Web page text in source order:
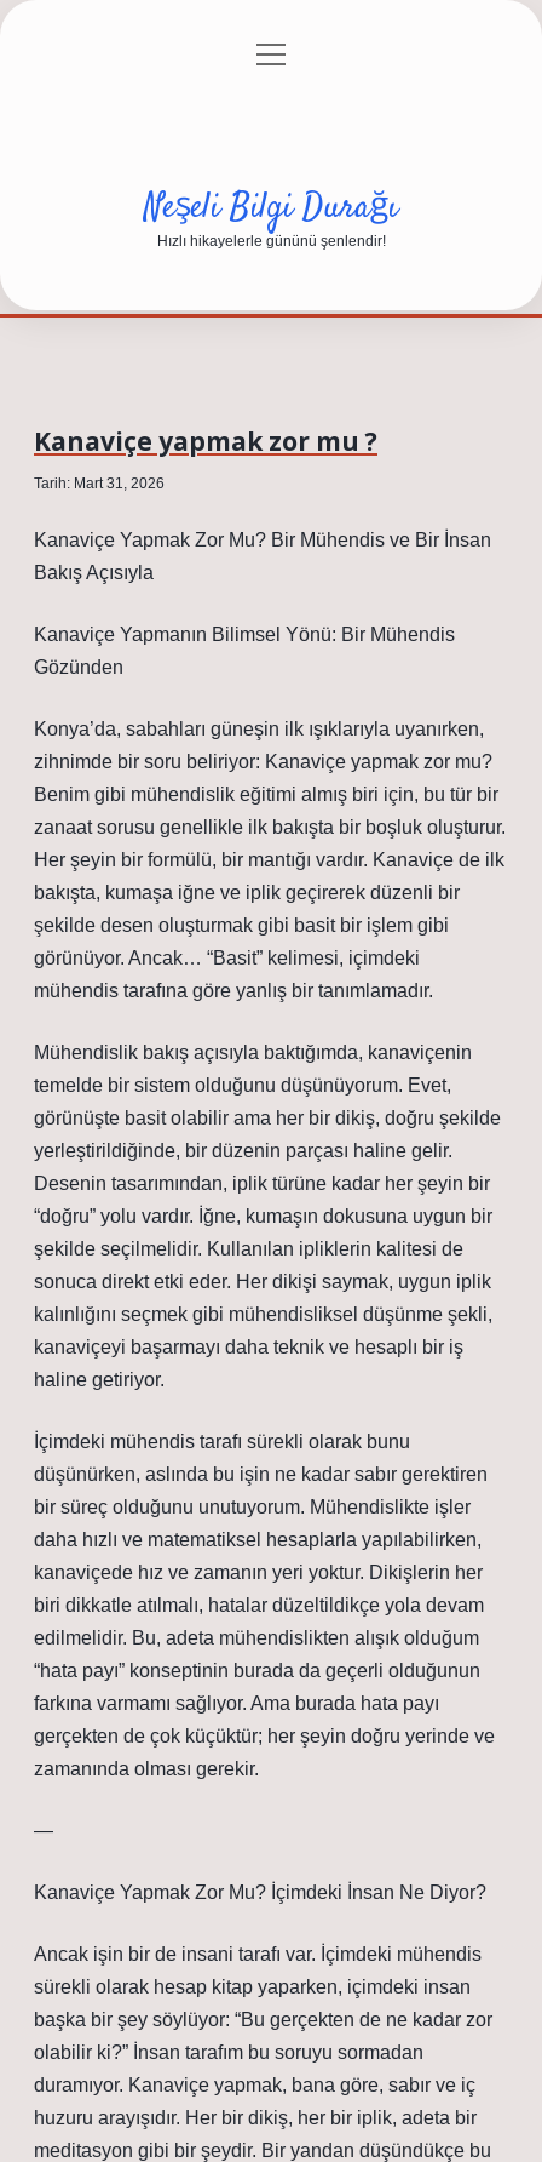
Gizlilik Politikası
menüyü
Neşeli Bilgi Durağı
Hızlı hikayelerle gününü şenlendir!
Kanaviçe yapmak zor mu ?
Tarih: Mart 31, 2026
Kanaviçe Yapmak Zor Mu? Bir Mühendis ve Bir İnsan
Bakış Açısıyla
Kanaviçe Yapmanın Bilimsel Yönü: Bir Mühendis
Gözünden
Konya’da, sabahları güneşin ilk ışıklarıyla uyanırken,
zihnimde bir soru beliriyor: Kanaviçe yapmak zor mu?
Benim gibi mühendislik eğitimi almış biri için, bu tür bir
zanaat sorusu genellikle ilk bakışta bir boşluk oluşturur.
Her şeyin bir formülü, bir mantığı vardır. Kanaviçe de ilk
bakışta, kumaşa iğne ve iplik geçirerek düzenli bir
şekilde desen oluşturmak gibi basit bir işlem gibi
görünüyor. Ancak… “Basit” kelimesi, içimdeki
mühendis tarafına göre yanlış bir tanımlamadır.
Mühendislik bakış açısıyla baktığımda, kanaviçenin
temelde bir sistem olduğunu düşünüyorum. Evet,
görünüşte basit olabilir ama her bir dikiş, doğru şekilde
yerleştirildiğinde, bir düzenin parçası haline gelir.
Desenin tasarımından, iplik türüne kadar her şeyin bir
“doğru” yolu vardır. İğne, kumaşın dokusuna uygun bir
şekilde seçilmelidir. Kullanılan ipliklerin kalitesi de
sonuca direkt etki eder. Her dikişi saymak, uygun iplik
kalınlığını seçmek gibi mühendisliksel düşünme şekli,
kanaviçeyi başarmayı daha teknik ve hesaplı bir iş
haline getiriyor.
İçimdeki mühendis tarafı sürekli olarak bunu
düşünürken, aslında bu işin ne kadar sabır gerektiren
bir süreç olduğunu unutuyorum. Mühendislikte işler
daha hızlı ve matematiksel hesaplarla yapılabilirken,
kanaviçede hız ve zamanın yeri yoktur. Dikişlerin her
biri dikkatle atılmalı, hatalar düzeltildikçe yola devam
edilmelidir. Bu, adeta mühendislikten alışık olduğum
“hata payı” konseptinin burada da geçerli olduğunun
farkına varmamı sağlıyor. Ama burada hata payı
gerçekten de çok küçüktür; her şeyin doğru yerinde ve
zamanında olması gerekir.
—
Kanaviçe Yapmak Zor Mu? İçimdeki İnsan Ne Diyor?
Ancak işin bir de insani tarafı var. İçimdeki mühendis
sürekli olarak hesap kitap yaparken, içimdeki insan
başka bir şey söylüyor: “Bu gerçekten de ne kadar zor
olabilir ki?” İnsan tarafım bu soruyu sormadan
duramıyor. Kanaviçe yapmak, bana göre, sabır ve iç
huzuru arayışıdır. Her bir dikiş, her bir iplik, adeta bir
meditasyon gibi bir şeydir. Bir yandan düşündükçe bu